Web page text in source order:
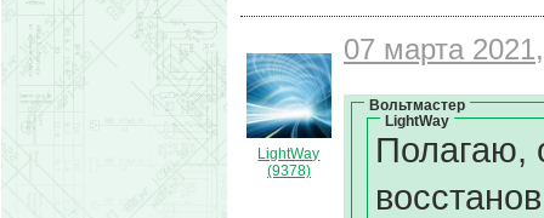
LightWay
(9378)
07 марта
Вольтмастер
LightWay
Полагаю,